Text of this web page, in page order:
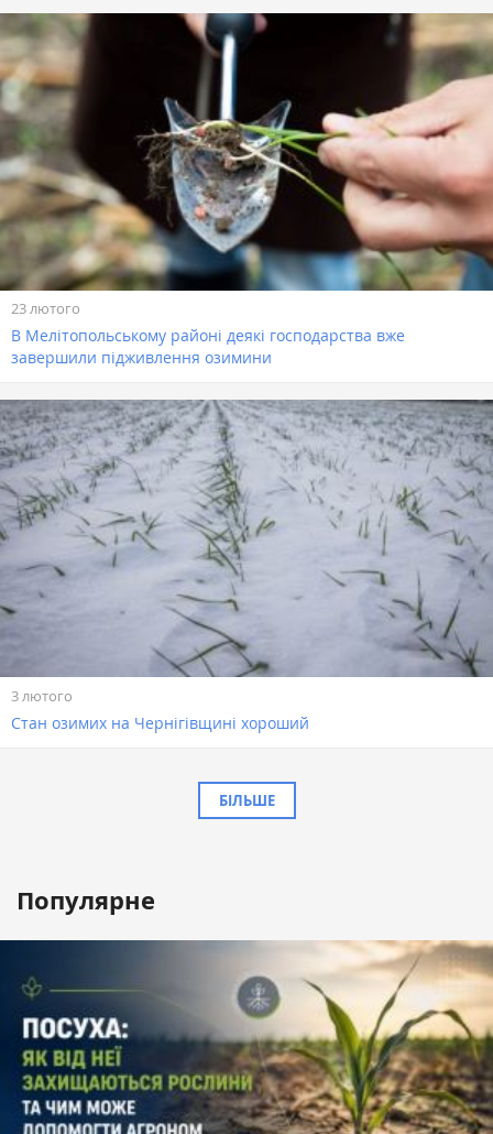
23 лютого
В Мелітопольському районі деякі господарства вже
завершили підживлення озимини
3 лютого
Стан озимих на Чернігівщині хороший
БІЛЬШЕ
Популярне